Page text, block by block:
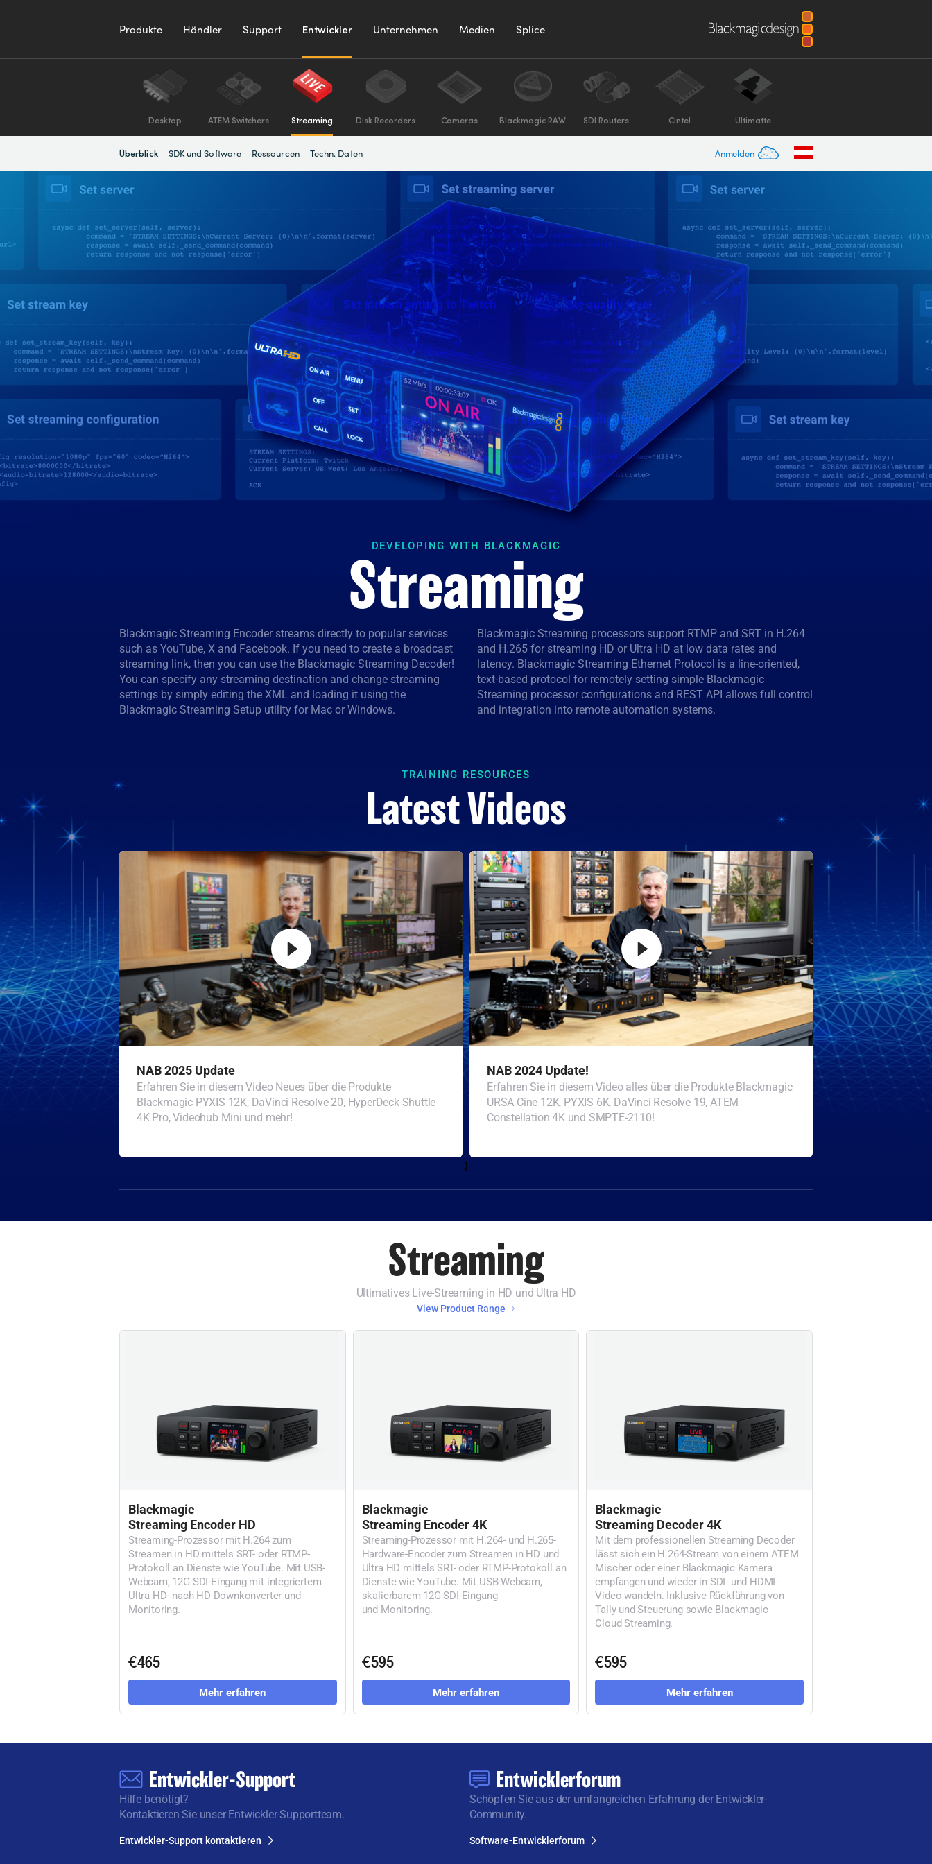
Produkte Händler Support Entwickler Unternehmen Medien Splice
Desktop ATEM Switchers Streaming Disk Recorders Cameras Blackmagic RAW SDI Routers Cintel Ultimatte
Anmelden
Überblick SDK und Software Ressourcen Techn. Daten
DEVELOPING WITH BLACKMAGIC
Streaming
Blackmagic Streaming Encoder streams directly to popular services
such as YouTube, X and Facebook. If you need to create a broadcast
streaming link, then you can use the Blackmagic Streaming Decoder!
You can specify any streaming destination and change streaming
settings by simply editing the XML and loading it using the
Blackmagic Streaming Setup utility for Mac or Windows.
Blackmagic Streaming processors support RTMP and SRT in H.264
and H.265 for streaming HD or Ultra HD at low data rates and
latency. Blackmagic Streaming Ethernet Protocol is a line-oriented,
text-based protocol for remotely setting simple Blackmagic
Streaming processor configurations and REST API allows full control
and integration into remote automation systems.
TRAINING RESOURCES
Latest Videos
NAB 2025 Update
Erfahren Sie in diesem Video Neues über die Produkte
Blackmagic PYXIS 12K, DaVinci Resolve 20, HyperDeck Shuttle
4K Pro, Videohub Mini und mehr!
NAB 2024 Update!
Erfahren Sie in diesem Video alles über die Produkte Blackmagic
URSA Cine 12K, PYXIS 6K, DaVinci Resolve 19, ATEM
Constellation 4K und SMPTE-2110!
}
Streaming
Ultimatives Live-Streaming in HD und Ultra HD
View Product Range
Blackmagic
Streaming Encoder HD
Streaming-Prozessor mit H.264 zum
Streamen in HD mittels SRT- oder RTMP-
Protokoll an Dienste wie YouTube. Mit USB-
Webcam, 12G-SDI-Eingang mit integriertem
Ultra-HD- nach HD-Downkonverter und
Monitoring.
€465
Mehr erfahren
Blackmagic
Streaming Encoder 4K
Streaming-Prozessor mit H.264- und H.265-
Hardware-Encoder zum Streamen in HD und
Ultra HD mittels SRT- oder RTMP-Protokoll an
Dienste wie YouTube. Mit USB-Webcam,
skalierbarem 12G-SDI-Eingang
und Monitoring.
€595
Mehr erfahren
Blackmagic
Streaming Decoder 4K
Mit dem professionellen Streaming Decoder
lässt sich ein H.264-Stream von einem ATEM
Mischer oder einer Blackmagic Kamera
empfangen und wieder in SDI- und HDMI-
Video wandeln. Inklusive Rückführung von
Tally und Steuerung sowie Blackmagic
Cloud Streaming.
€595
Mehr erfahren
Entwickler-Support
Hilfe benötigt?
Kontaktieren Sie unser Entwickler-Supportteam.
Entwickler-Support kontaktieren
Entwicklerforum
Schöpfen Sie aus der umfangreichen Erfahrung der Entwickler-
Community.
Software-Entwicklerforum